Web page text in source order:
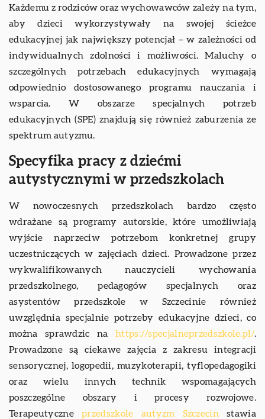
Każdemu z rodziców oraz wychowawców zależy na tym,
aby dzieci wykorzystywały na swojej ścieżce
edukacyjnej jak największy potencjał – w zależności od
indywidualnych zdolności i możliwości. Maluchy o
szczególnych potrzebach edukacyjnych wymagają
odpowiednio dostosowanego programu nauczania i
wsparcia. W obszarze specjalnych potrzeb
edukacyjnych (SPE) znajdują się również zaburzenia ze
spektrum autyzmu.
Specyfika pracy z dziećmi
autystycznymi w przedszkolach
W nowoczesnych przedszkolach bardzo często
wdrażane są programy autorskie, które umożliwiają
wyjście naprzeciw potrzebom konkretnej grupy
uczestniczących w zajęciach dzieci. Prowadzone przez
wykwalifikowanych nauczycieli wychowania
przedszkolnego, pedagogów specjalnych oraz
asystentów przedszkole w Szczecinie również
uwzględnia specjalnie potrzeby edukacyjne dzieci, co
można sprawdzic nahttps://specjalneprzedszkole.pl/.
Prowadzone są ciekawe zajęcia z zakresu integracji
sensorycznej, logopedii, muzykoterapii, tyflopedagogiki
oraz wielu innych technik wspomagających
poszczególne obszary i procesy rozwojowe.
Terapeutyczneprzedszkole autyzm Szczecin stawia